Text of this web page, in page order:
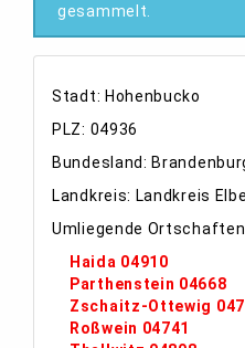
gesammelt.
Stadt: Hohenbucko
PLZ: 04936
Bundesland:
Landkreis: Landkreis
Umliegende
Haida 04910
Parthenstein 04668
Zschaitz-Ottewig
Roßwein 04741